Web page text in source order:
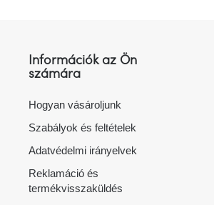
Információk az Ön
számára
Hogyan vásároljunk
Szabályok és feltételek
Adatvédelmi irányelvek
Reklamáció és
termékvisszaküldés